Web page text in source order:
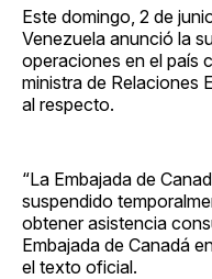
Este domingo, 2 de
Venezuela anunció la
operaciones en el país
ministra de Relaciones
al respecto.
“La Embajada de
suspendido
obtener asistencia
Embajada de Canadá
el texto oficial.